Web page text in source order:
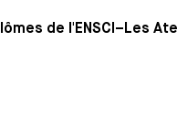
de l'ENSCI–Les